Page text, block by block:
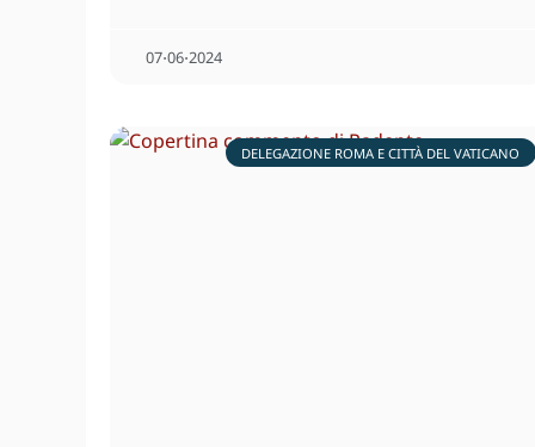
07⋅06⋅2024
DELEGAZIONE ROMA E CITTÀ DEL VATICANO